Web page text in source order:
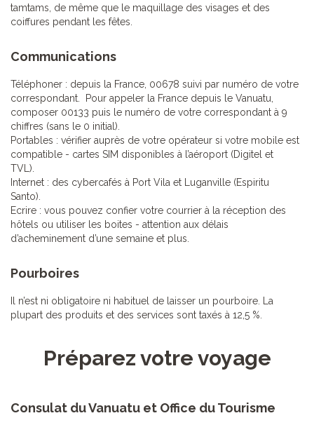
tamtams, de même que le maquillage des visages et des
coiffures pendant les fêtes.
Communications
Téléphoner : depuis la France, 00678 suivi par numéro de votre
correspondant. Pour appeler la France depuis le Vanuatu,
composer 00133 puis le numéro de votre correspondant à 9
chiffres (sans le 0 initial).
Portables : vérifier auprès de votre opérateur si votre mobile est
compatible - cartes SIM disponibles à l’aéroport (Digitel et
TVL).
Internet : des cybercafés à Port Vila et Luganville (Espiritu
Santo).
Ecrire : vous pouvez confier votre courrier à la réception des
hôtels ou utiliser les boites - attention aux délais
d’acheminement d’une semaine et plus.
Pourboires
Il n’est ni obligatoire ni habituel de laisser un pourboire. La
plupart des produits et des services sont taxés à 12,5 %.
Préparez votre voyage
Consulat du Vanuatu et Office du Tourisme